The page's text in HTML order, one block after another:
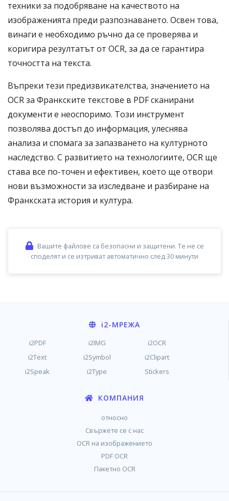
техники за подобряване на качеството на
изображенията преди разпознаването. Освен това,
винаги е необходимо ръчно да се проверява и
коригира резултатът от OCR, за да се гарантира
точността на текста.
Въпреки тези предизвикателства, значението на
OCR за Франкските текстове в PDF сканирани
документи е неоспоримо. Този инструмент
позволява достъп до информация, улеснява
анализа и спомага за запазването на културното
наследство. С развитието на технологиите, OCR ще
става все по-точен и ефективен, което ще отвори
нови възможности за изследване и разбиране на
Франкската история и култура.
Вашите файлове са безопасни и защитени. Те не се
споделят и се изтриват автоматично след 30 минути
i2-МРЕЖА
i2PDF i2IMG
i2OCR
i2Text
i2Symbol
i2Clipart
i2Speak
i2Type Stickers
КОМПАНИЯ
относно
Свържете се с нас
OCR на изображението
PDF OCR
Пакетно OCR